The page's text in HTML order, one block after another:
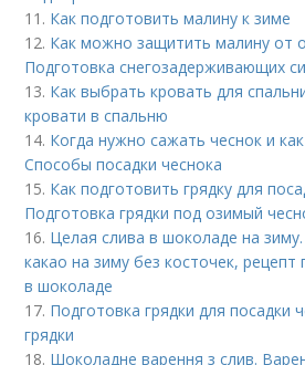
11. Как подготовить малину к зиме
12. Как можно защитить малину от
Подготовка снегозадерживающих
13. Как выбрать кровать для
кровати в спальню
14. Когда нужно сажать чеснок и
Способы посадки чеснока
15. Как подготовить грядку для
Подготовка грядки под озимый
16. Целая слива в шоколаде на
какао на зиму без косточек, рецепт
в шоколаде
17. Подготовка грядки для посадки
грядки
18. Шоколадне варення з слив.